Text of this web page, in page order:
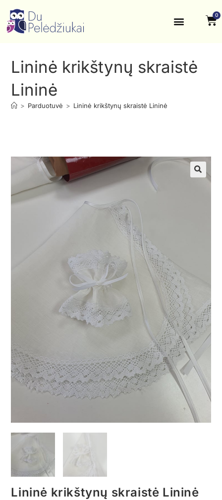
0
Lininė krikštynų skraistė
Lininė
> Parduotuvė > Lininė krikštynų skraistė Lininė
Lininė krikštynų skraistė Lininė